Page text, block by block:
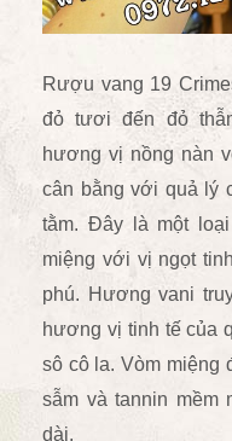
Rượu vang 19
đỏ tươi đến đỏ
hương vị nồng nàn
cân bằng với quả lý
tằm. Đây là một
miệng với vị ngọt
phú. Hương vani
hương vị tinh tế của
sô cô la. Vòm miệng
sẫm và tannin mềm
dài.